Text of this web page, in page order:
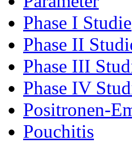
Phase I Studie
Phase II
Phase III
Phase IV
Positronen-
Pouchitis